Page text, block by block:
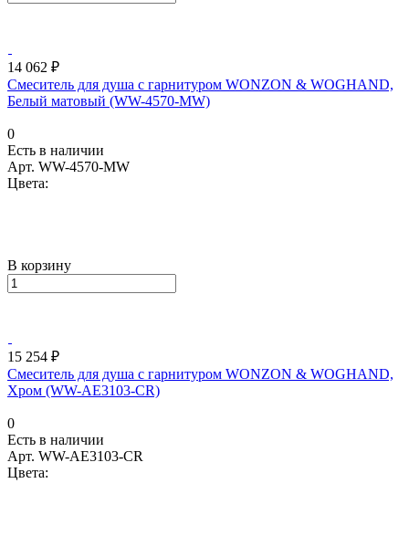
14 062 ₽
Смеситель для душа с гарнитуром WONZON & WOGHAND,
Белый матовый (WW-4570-MW)
0
Есть в наличии
Арт. WW-4570-MW
Цвета:
В корзину
15 254 ₽
Смеситель для душа с гарнитуром WONZON & WOGHAND,
Хром (WW-AE3103-CR)
0
Есть в наличии
Арт. WW-AE3103-CR
Цвета: